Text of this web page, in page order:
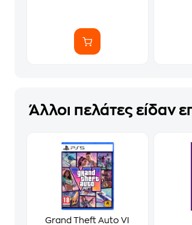
Άλλοι πελάτες είδαν
Grand Theft Auto VI